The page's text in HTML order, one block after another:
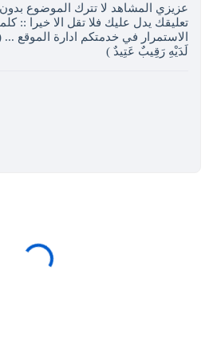
عزيزي المشاهد لا تترك الموضوع
تعليقك يدل عليك فلا تقل الا خيرا ::
الاستمرار في خدمتكم ادارة الموقع
لَدَيْهِ رَقِيبٌ عَتِيدٌ )